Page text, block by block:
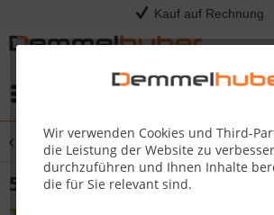
Kauf auf Rechnung
Wir verwenden Cookies und Third-
die Leistung der Website zu
durchzuführen und Ihnen Inhalte
die für Sie relevant sind.
Übersicht Tropfschalen &
5er Set Aluschalen TravelQ-